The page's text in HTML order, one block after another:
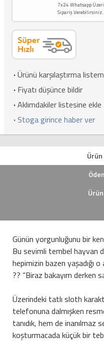
7x24 Whatsapp
Sipariş Verebilirsiniz.
·Ürünü karşılaştırma
· Fiyatı düşünce bildir
·Aklımdakiler listesine ekle
· Stoga girince haber ver
Ürün
Günün yorgunluğunu bir
Bu sevimli tembel hayvan
hepimizin bazen yaşadığı o
?? “Biraz bakayım derken
Üzerindeki tatlı sloth
telefonuna dalmışken
tanıdık, hem de inanılmaz
koşturmacada küçük bir